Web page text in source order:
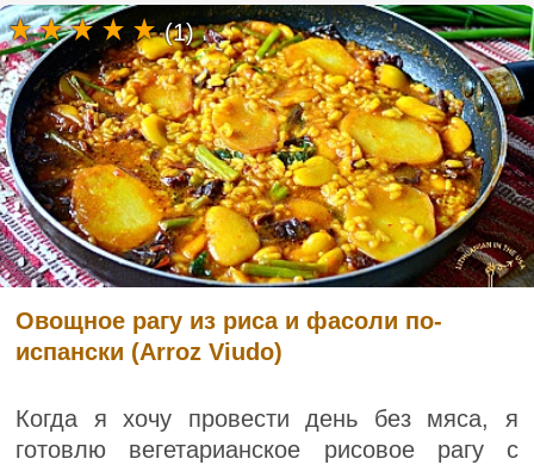
Овощное рагу из риса и фасоли по-
испански (Arroz Viudo)
Когда я хочу провести день без мяса, я
готовлю вегетарианское рисовое рагу с
(1)